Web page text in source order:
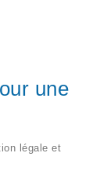
une
légale et